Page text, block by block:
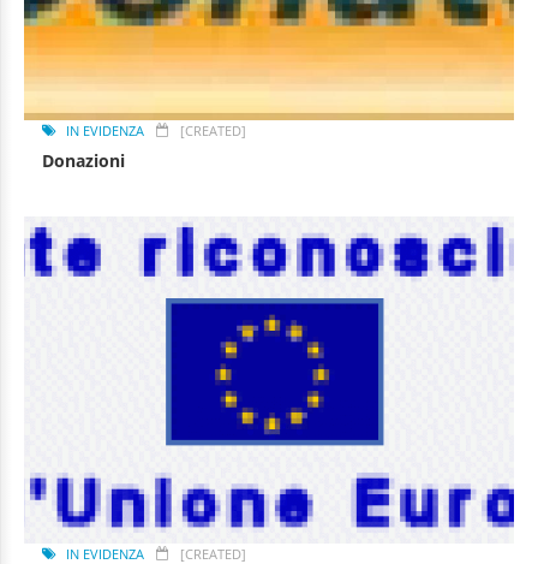
IN EVIDENZA [CREATED]
Donazioni
IN EVIDENZA [CREATED]